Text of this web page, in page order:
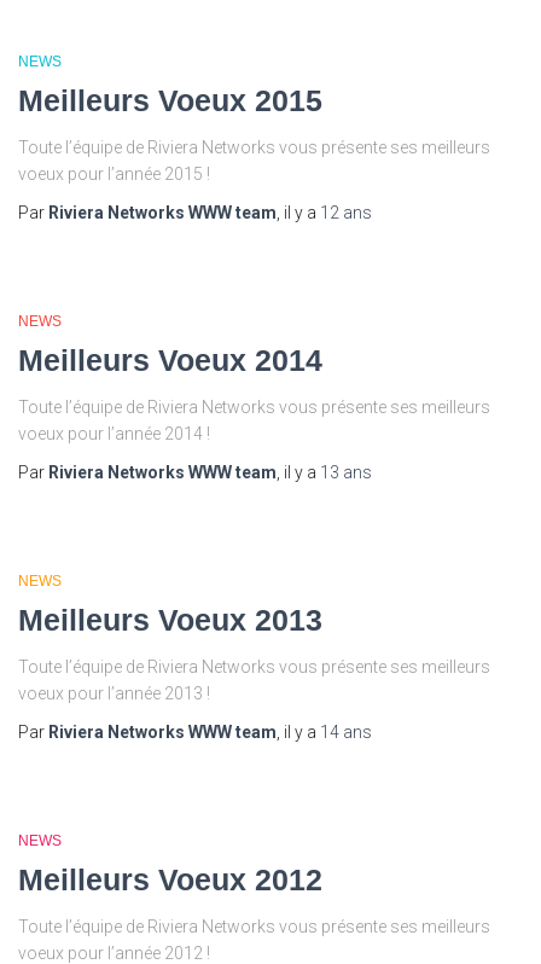
NEWS
Meilleurs Voeux 2015
Toute l’équipe de Riviera Networks vous présente ses meilleurs
voeux pour l’année 2015 !
Par Riviera Networks WWW team , il y a 12 ans
NEWS
Meilleurs Voeux 2014
Toute l’équipe de Riviera Networks vous présente ses meilleurs
voeux pour l’année 2014 !
Par Riviera Networks WWW team , il y a 13 ans
NEWS
Meilleurs Voeux 2013
Toute l’équipe de Riviera Networks vous présente ses meilleurs
voeux pour l’année 2013 !
Par Riviera Networks WWW team , il y a 14 ans
NEWS
Meilleurs Voeux 2012
Toute l’équipe de Riviera Networks vous présente ses meilleurs
voeux pour l’année 2012 !